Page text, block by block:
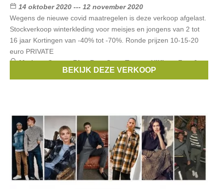
14 oktober 2020 --- 12 november 2020
Wegens de nieuwe covid maatregelen is deze verkoop afgelast.
Stockverkoop winterkleding voor meisjes en jongens van 2 tot
16 jaar Kortingen van -40% tot -70%. Ronde prijzen 10-15-20
euro PRIVATE
Merken:Guess,Blue Bay,Cars,Tommy Hilfiger,Fun &
BEKIJK DEZE VERKOOP